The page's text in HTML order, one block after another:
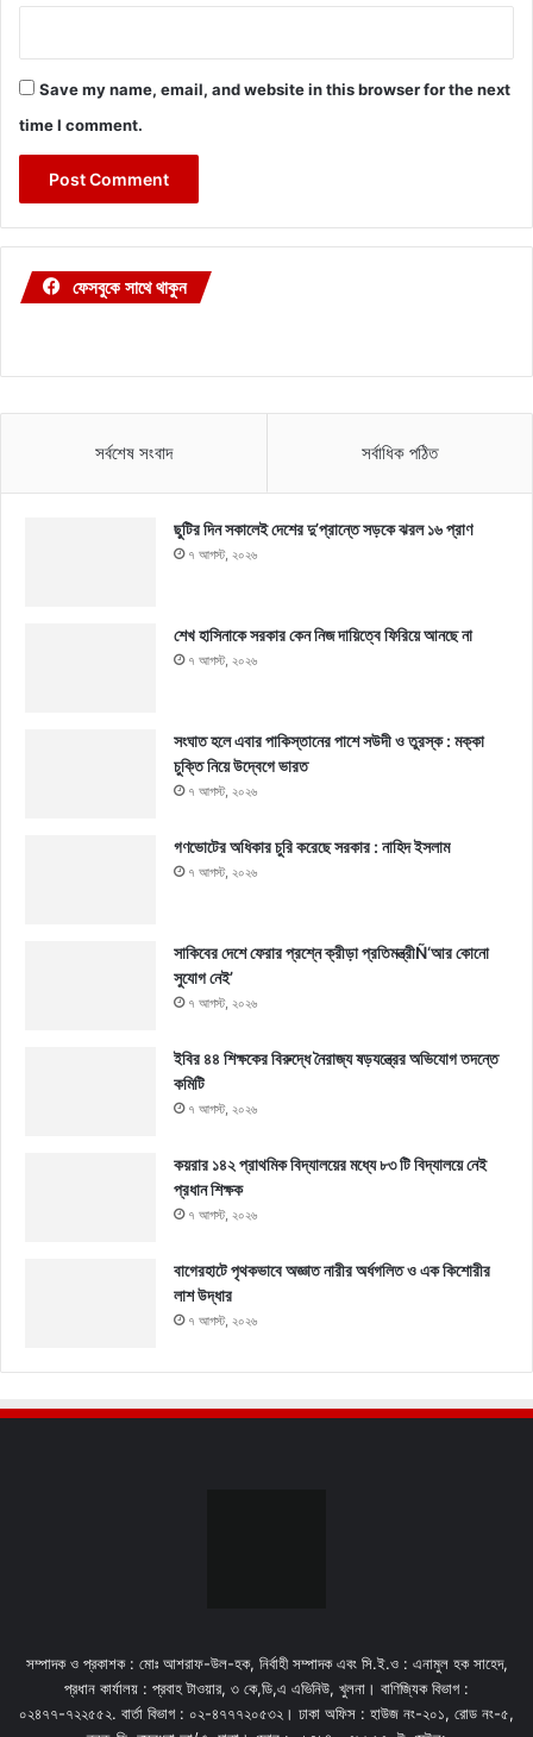
Save my name, email, and website in this browser for the next
time I comment.
ফেসবুকে সাথে থাকুন
সর্বশেষ সংবাদ সর্বাধিক পঠিত
ছুটির দিন সকালেই দেশের দু’প্রান্তে সড়কে ঝরল ১৬ প্রাণ
৭ আগস্ট, ২০২৬
শেখ হাসিনাকে সরকার কেন নিজ দায়িত্বে ফিরিয়ে আনছে না
৭ আগস্ট, ২০২৬
সংঘাত হলে এবার পাকিস্তানের পাশে সউদী ও তুরস্ক : মক্কা
চুক্তি নিয়ে উদ্বেগে ভারত
৭ আগস্ট, ২০২৬
গণভোটের অধিকার চুরি করেছে সরকার : নাহিদ ইসলাম
৭ আগস্ট, ২০২৬
সাকিবের দেশে ফেরার প্রশ্নে ক্রীড়া প্রতিমন্ত্রীÑ‘আর কোনো
সুযোগ নেই’
৭ আগস্ট, ২০২৬
ইবির ৪৪ শিক্ষকের বিরুদ্ধে নৈরাজ্য ষড়যন্ত্রের অভিযোগ তদন্তে
কমিটি
৭ আগস্ট, ২০২৬
কয়রার ১৪২ প্রাথমিক বিদ্যালয়ের মধ্যে ৮৩ টি বিদ্যালয়ে নেই
প্রধান শিক্ষক
৭ আগস্ট, ২০২৬
বাগেরহাটে পৃথকভাবে অজ্ঞাত নারীর অর্ধগলিত ও এক কিশোরীর
লাশ উদ্ধার
৭ আগস্ট, ২০২৬
সম্পাদক ও প্রকাশক : মোঃ আশরাফ-উল-হক, নির্বাহী সম্পাদক এবং সি.ই.ও : এনামুল হক সাহেদ,
প্রধান কার্যালয় : প্রবাহ টাওয়ার, ৩ কে,ডি,এ এভিনিউ, খুলনা। বাণিজ্যিক বিভাগ :
০২৪৭৭-৭২২৫৫২. বার্তা বিভাগ : ০২-৪৭৭৭২০৫৩২। ঢাকা অফিস : হাউজ নং-২০১, রোড নং-৫,